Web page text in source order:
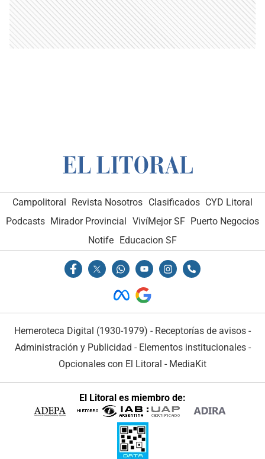
Campolitoral Revista Nosotros Clasificados CYD Litoral
Podcasts Mirador Provincial VivíMejor SF Puerto Negocios
Notife Educacion SF
Hemeroteca Digital (1930-1979) - Receptorías de avisos -
Administración y Publicidad - Elementos institucionales-
Opcionales con El Litoral - MediaKit
El Litoral es miembro de: